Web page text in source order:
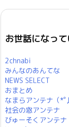
お世話になっ
2chnabi
みんなのあんてな
NEWS SELECT
おまとめ
なまらアンテナ（*ﾟ
社会の窓アンテナ
びゅーそくアンテナ